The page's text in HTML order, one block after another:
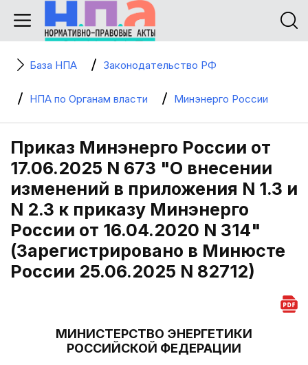
База НПА Законодательство РФ
НПА по Органам власти Минэнерго России
Приказ Минэнерго России от
17.06.2025 N 673 "О внесении
изменений в приложения N 1.3 и
N 2.3 к приказу Минэнерго
России от 16.04.2020 N 314"
(Зарегистрировано в Минюсте
России 25.06.2025 N 82712)
МИНИСТЕРСТВО ЭНЕРГЕТИКИ
РОССИЙСКОЙ ФЕДЕРАЦИИ